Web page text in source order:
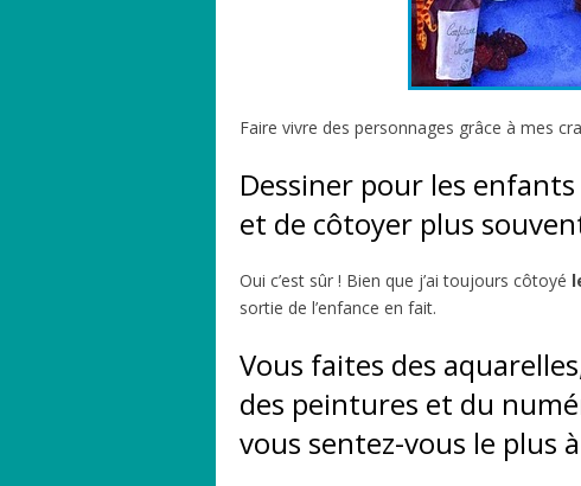
Faire vivre des personnages grâce à mes
Dessiner pour les
et de côtoyer plus
Oui c’est sûr ! Bien que j’ai toujours côtoyé
sortie de l’enfance en fait.
Vous faites des
des peintures et du
vous sentez-vous le plus à